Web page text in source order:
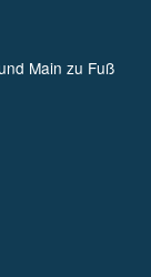
Main zu Fuß